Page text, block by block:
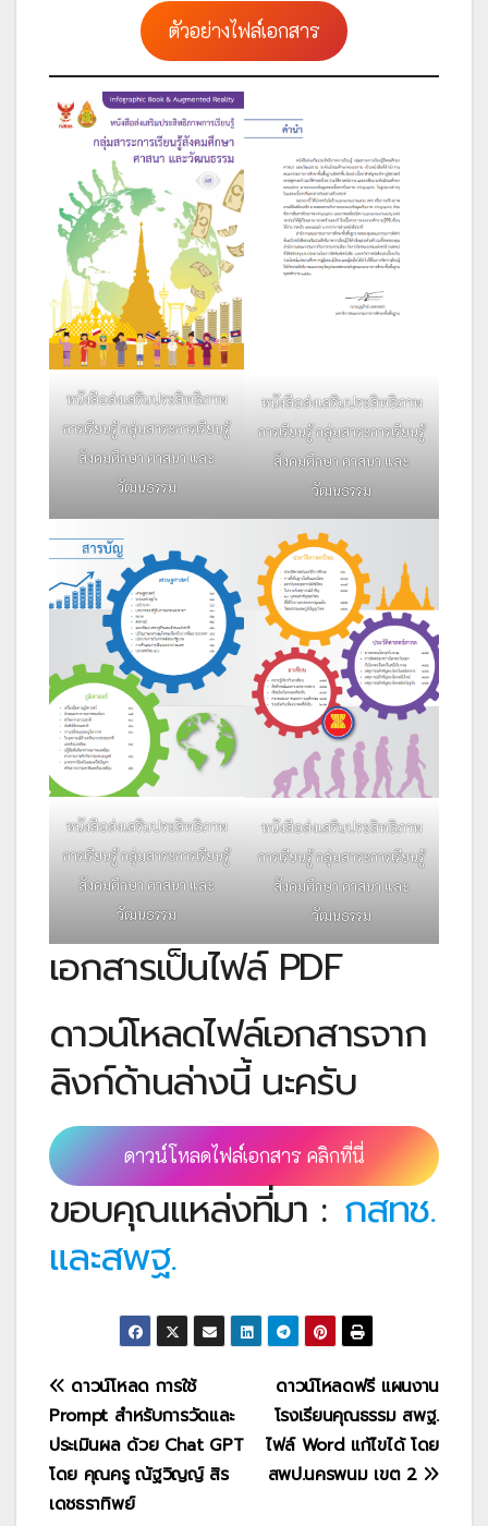
ตัวอย่างไฟล์เอกสาร
หนังสือส่งเสริมประสิทธิภาพ
การเรียนรู้ กลุ่มสาระการเรียนรู้
สังคมศึกษา ศาสนา และ
วัฒนธรรม
หนังสือส่งเสริมประสิทธิภาพ
การเรียนรู้ กลุ่มสาระการเรียนรู้
สังคมศึกษา ศาสนา และ
วัฒนธรรม
หนังสือส่งเสริมประสิทธิภาพ
การเรียนรู้ กลุ่มสาระการเรียนรู้
สังคมศึกษา ศาสนา และ
วัฒนธรรม
หนังสือส่งเสริมประสิทธิภาพ
การเรียนรู้ กลุ่มสาระการเรียนรู้
สังคมศึกษา ศาสนา และ
วัฒนธรรม
เอกสารเป็นไฟล์ PDF
ดาวน์โหลดไฟล์เอกสารจาก
ลิงก์ด้านล่างนี้ นะครับ
ดาวน์โหลดไฟล์เอกสาร คลิกที่นี่
ขอบคุณแหล่งที่มา : กสทช.
และสพฐ.
แนะแนว
เรื่อง
ดาวน์โหลดฟรี แผนงาน
โรงเรียนคุณธรรม สพฐ.
ไฟล์ Word แก้ไขได้ โดย
สพป.นครพนม เขต 2
ดาวน์โหลด การใช้
Prompt สำหรับการวัดและ
ประเมินผล ด้วย Chat GPT
โดย คุณครู ณัฐวิญญ์ สิร
เดชธราทิพย์